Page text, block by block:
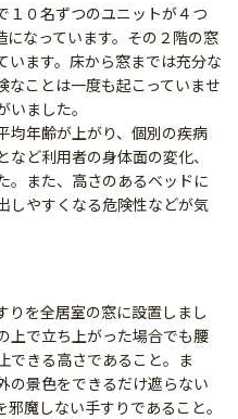
０名ずつのユニットが４つ
になっています。その２階の窓
います。床から窓までは充分な
なことは一度も起こっていませ
ました。
均年齢が上がり、個別の疾病
ど利用者の身体面の変化、
。また、高さのあるベッドに
しやすくなる危険性などが気
を全居室の窓に設置しまし
上で立ち上がった場合でも腰
できる高さであること。ま
の景色をできるだけ遮らない
魔しない手すりであること。